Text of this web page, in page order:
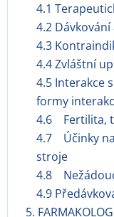
4.1
4.2
4.3
4.4 Zvláštní
4.5 Interakce
formy
4.6 Fertilita,
4.7 Účinky
stroje
4.8
4.9
5.